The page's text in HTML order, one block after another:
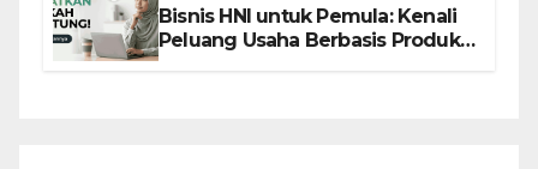
Bisnis HNI untuk Pemula: Kenali
Peluang Usaha Berbasis Produk,